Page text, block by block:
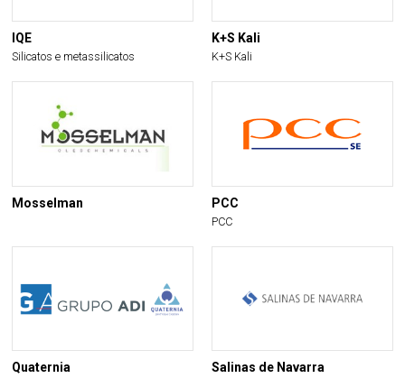
IQE
Silicatos e metassilicatos
K+S Kali
K+S Kali
Mosselman PCC
PCC
Quaternia Salinas de Navarra